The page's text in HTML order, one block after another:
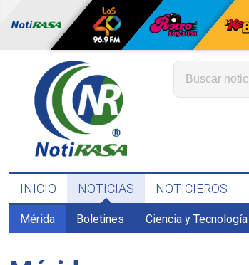
INICIO NOTICIAS NOTICIEROS
Mérida Boletines Ciencia y Tecnología